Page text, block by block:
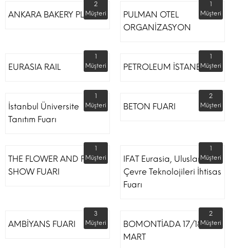
ANKARA BAKERY PLUS
2
Müşteri
PULMAN OTEL
ORGANİZASYON
1
Müşteri
EURASIA RAIL
1
Müşteri
PETROLEUM İSTANBUL
1
Müşteri
İstanbul Üniversite
Tanıtım Fuarı
1
Müşteri
BETON FUARI
2
Müşteri
THE FLOWER AND PLANT
SHOW FUARI
1
Müşteri
IFAT Eurasia, Uluslararası
Çevre Teknolojileri İhtisas
Fuarı
1
Müşteri
AMBİYANS FUARI
3
Müşteri
BOMONTİADA 17/18
MART
2
Müşteri